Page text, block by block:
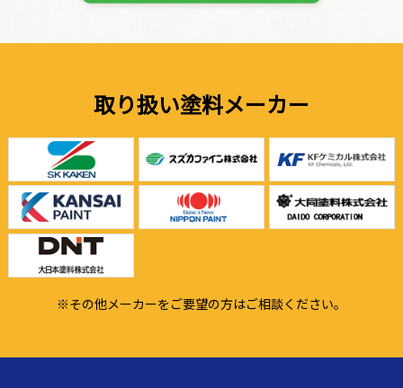
取り扱い塗料メーカー
※その他メーカーをご要望の方はご相談ください。